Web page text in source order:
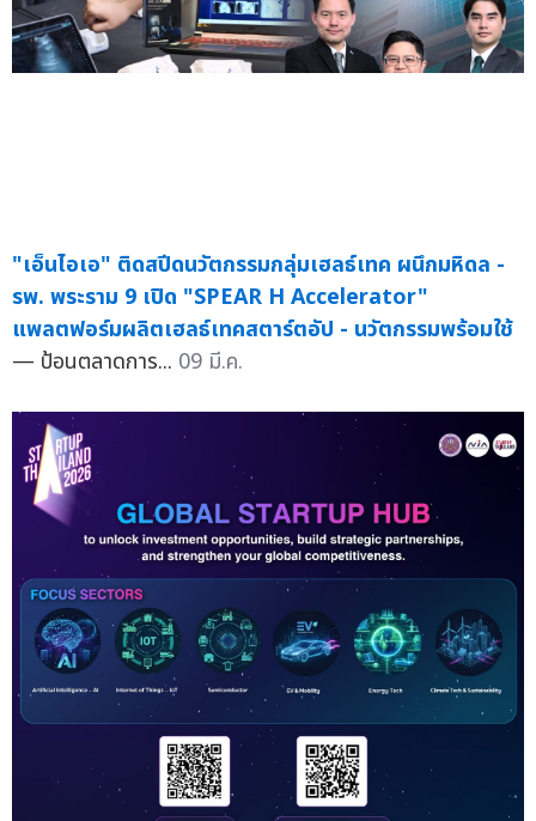
"เอ็นไอเอ" ติดสปีดนวัตกรรมกลุ่มเฮลธ์เทค ผนึกมหิดล -
รพ. พระราม 9 เปิด "SPEAR H Accelerator"
แพลตฟอร์มผลิตเฮลธ์เทคสตาร์ตอัป - นวัตกรรมพร้อมใช้
— ป้อนตลาดการ... 09 มี.ค.